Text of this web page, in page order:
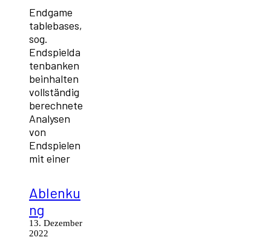
Endgame
tablebases,
sog.
Endspielda
tenbanken
beinhalten
vollständig
berechnete
Analysen
von
Endspielen
mit einer
Ablenku
ng
13. Dezember
2022